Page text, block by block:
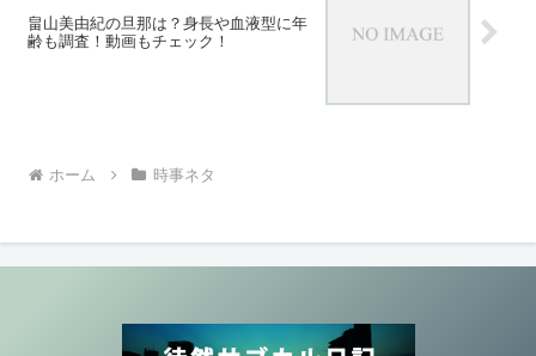
畠山美由紀の旦那は？身長や血液型に年
齢も調査！動画もチェック！
ホーム 時事ネタ